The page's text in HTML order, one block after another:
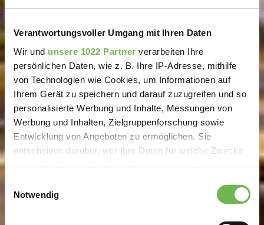
Verantwortungsvoller Umgang mit Ihren Daten
Wir und unsere 1022 Partner verarbeiten Ihre
persönlichen Daten, wie z. B. Ihre IP-Adresse, mithilfe
von Technologien wie Cookies, um Informationen auf
Ihrem Gerät zu speichern und darauf zuzugreifen und so
personalisierte Werbung und Inhalte, Messungen von
Werbung und Inhalten, Zielgruppenforschung sowie
Entwicklung von Angeboten zu ermöglichen. Sie
entscheiden darüber, wer Ihre Daten für welche Zwecke
nutzt. Sie können Ihre Einwilligung jederzeit über die
Trigger Symbol ändern oder widerrufen
Notwendig